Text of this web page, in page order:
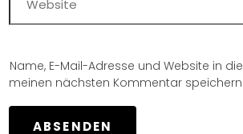
Name, E-Mail-Adresse und Website in
meinen nächsten Kommentar speichern.